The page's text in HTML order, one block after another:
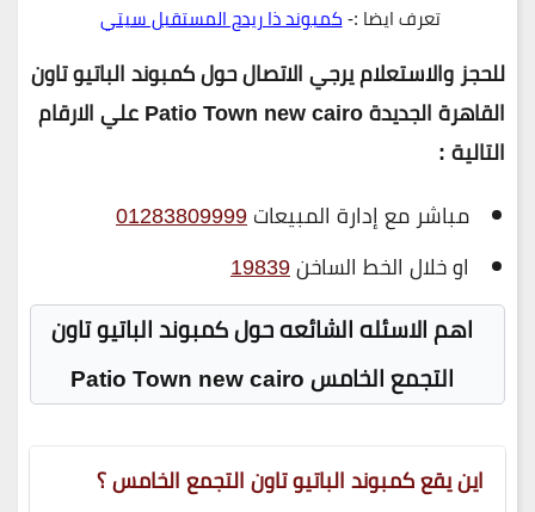
تعرف ايضا :-كمبوند ذا ريدج المستقبل سيتي
للحجز والاستعلام يرجي الاتصال حول كمبوند الباتيو تاون
القاهرة الجديدة Patio Town new cairo علي الارقام
التالية :
مباشر مع إدارة المبيعات01283809999
او خلال الخط الساخن19839
اهم الاسئله الشائعه حول كمبوند الباتيو تاون
التجمع الخامس Patio Town new cairo
اين يقع كمبوند الباتيو تاون التجمع الخامس ؟